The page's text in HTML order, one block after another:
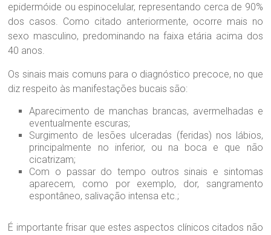
epidermóide ou espinocelular, representando cerca de 90%
dos casos. Como citado anteriormente, ocorre mais no
sexo masculino, predominando na faixa etária acima dos
40 anos.
Os sinais mais comuns para o diagnóstico precoce, no que
diz respeito às manifestações bucais são:
Aparecimento de manchas brancas, avermelhadas e
eventualmente escuras;
Surgimento de lesões ulceradas (feridas) nos lábios,
principalmente no inferior, ou na boca e que não
cicatrizam;
Com o passar do tempo outros sinais e sintomas
aparecem, como por exemplo, dor, sangramento
espontâneo, salivação intensa etc.;
É importante frisar que estes aspectos clínicos citados não